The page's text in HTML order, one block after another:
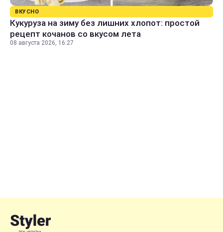
ВКУСНО
Кукуруза на зиму без лишних хлопот: простой
рецепт кочанов со вкусом лета
08 августа 2026, 16:27